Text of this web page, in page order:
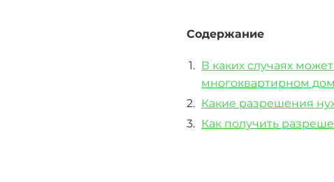
Содержание
В каких случаях
многоквартирном
Какие разрешения
Как получить